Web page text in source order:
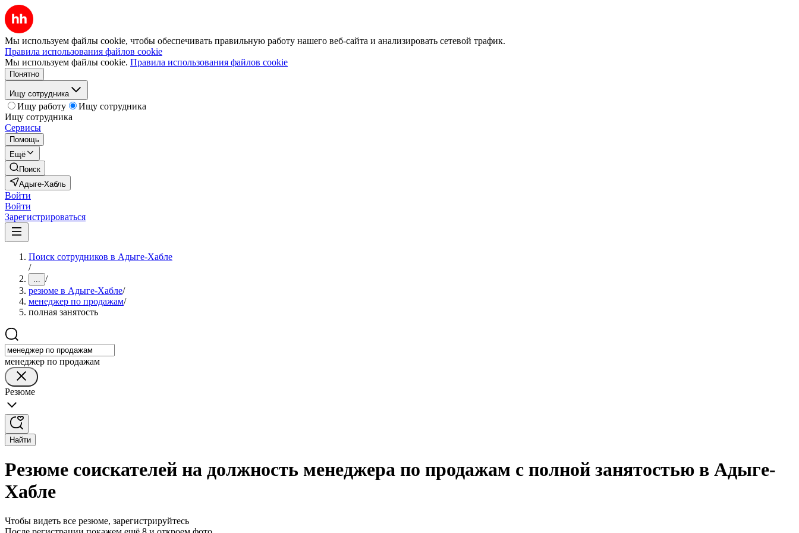
Мы используем файлы cookie, чтобы обеспечивать правильную работу нашего веб-сайта и анализировать сетевой трафик.
Правила использования файлов cookie
Мы используем файлы cookie. Правила использования файлов cookie
Понятно
Ищу сотрудника
Ищу работу
Ищу сотрудника
Ищу сотрудника
Сервисы
Помощь
Ещё
Поиск
Адыге-Хабль
Войти
Войти
Зарегистрироваться
Поиск сотрудников в Адыге-Хабле
/
... /
резюме в Адыге-Хабле/
менеджер по продажам/
полная занятость
менеджер по продажам
Резюме
Найти
Резюме соискателей на должность менеджера по продажам с полной занятостью в Адыге-
Хабле
Чтобы видеть все резюме, зарегистрируйтесь